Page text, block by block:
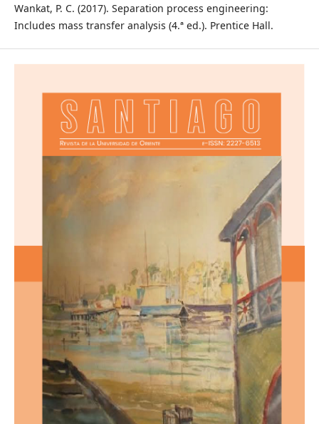
Wankat, P. C. (2017). Separation process engineering:
Includes mass transfer analysis (4.ª ed.). Prentice Hall.